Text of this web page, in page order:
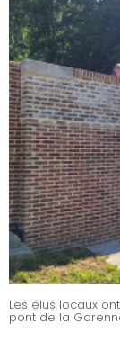
Les élus locaux
pont de la